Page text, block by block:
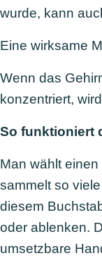
wurde, kann
Eine wirksame
Wenn das
konzentriert,
So funktioniert
Man wählt
sammelt so
diesem
oder ablenken.
umsetzbare